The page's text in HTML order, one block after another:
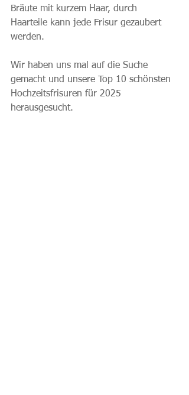
Bräute mit kurzem Haar, durch
Haarteile kann jede Frisur gezaubert
werden.
Wir haben uns mal auf die Suche
gemacht und unsere Top 10 schönsten
Hochzeitsfrisuren für 2025
herausgesucht.